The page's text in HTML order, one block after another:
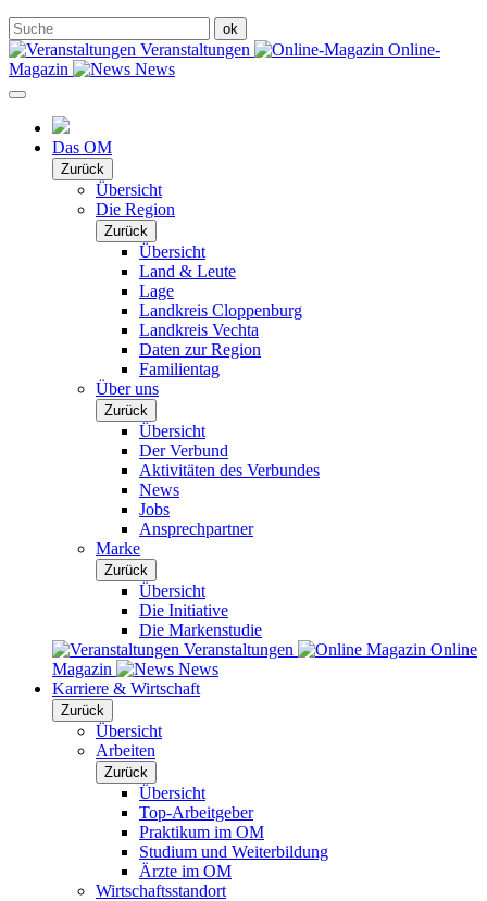
Veranstaltungen
Online-
Magazin
News
Das OM
Zurück
Übersicht
Die Region
Zurück
Übersicht
Land & Leute
Lage
Landkreis Cloppenburg
Landkreis Vechta
Daten zur Region
Familientag
Über uns
Zurück
Übersicht
Der Verbund
Aktivitäten des Verbundes
News
Jobs
Ansprechpartner
Marke
Zurück
Übersicht
Die Initiative
Die Markenstudie
Veranstaltungen
Online
Magazin
News
Karriere & Wirtschaft
Zurück
Übersicht
Arbeiten
Zurück
Übersicht
Top-Arbeitgeber
Praktikum im OM
Studium und Weiterbildung
Ärzte im OM
Wirtschaftsstandort